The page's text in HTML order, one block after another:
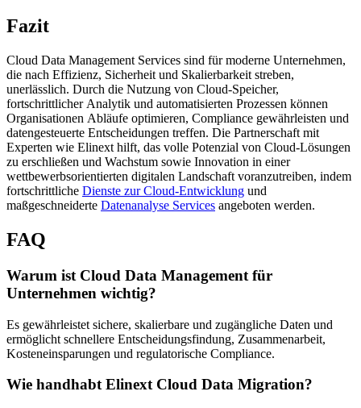
Fazit
Cloud Data Management Services sind für moderne Unternehmen,
die nach Effizienz, Sicherheit und Skalierbarkeit streben,
unerlässlich. Durch die Nutzung von Cloud-Speicher,
fortschrittlicher Analytik und automatisierten Prozessen können
Organisationen Abläufe optimieren, Compliance gewährleisten und
datengesteuerte Entscheidungen treffen. Die Partnerschaft mit
Experten wie Elinext hilft, das volle Potenzial von Cloud-Lösungen
zu erschließen und Wachstum sowie Innovation in einer
wettbewerbsorientierten digitalen Landschaft voranzutreiben, indem
fortschrittliche Dienste zur Cloud-Entwicklung und
maßgeschneiderte Datenanalyse Services angeboten werden.
FAQ
Warum ist Cloud Data Management für
Unternehmen wichtig?
Es gewährleistet sichere, skalierbare und zugängliche Daten und
ermöglicht schnellere Entscheidungsfindung, Zusammenarbeit,
Kosteneinsparungen und regulatorische Compliance.
Wie handhabt Elinext Cloud Data Migration?